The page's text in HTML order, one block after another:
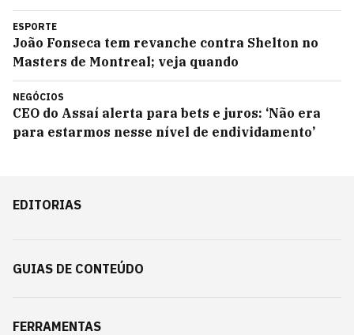
ESPORTE
João Fonseca tem revanche contra Shelton no
Masters de Montreal; veja quando
NEGÓCIOS
CEO do Assaí alerta para bets e juros: ‘Não era
para estarmos nesse nível de endividamento’
EDITORIAS
GUIAS DE CONTEÚDO
FERRAMENTAS